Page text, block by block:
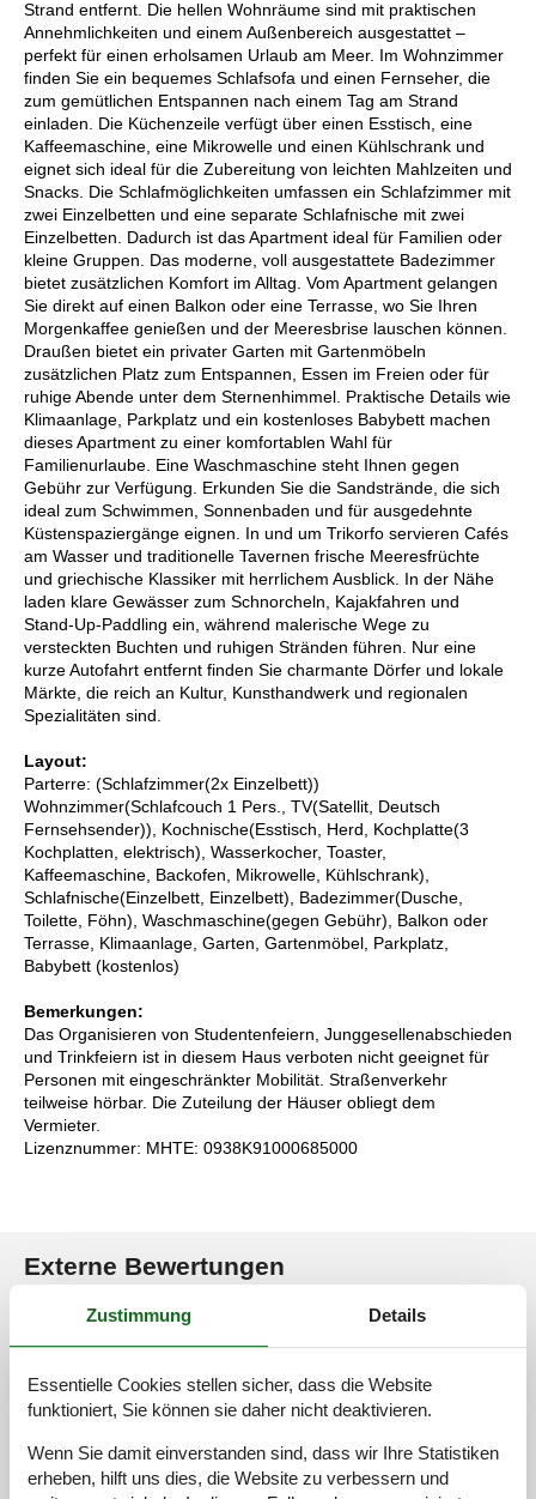
Strand entfernt. Die hellen Wohnräume sind mit praktischen
Annehmlichkeiten und einem Außenbereich ausgestattet –
perfekt für einen erholsamen Urlaub am Meer. Im Wohnzimmer
finden Sie ein bequemes Schlafsofa und einen Fernseher, die
zum gemütlichen Entspannen nach einem Tag am Strand
einladen. Die Küchenzeile verfügt über einen Esstisch, eine
Kaffeemaschine, eine Mikrowelle und einen Kühlschrank und
eignet sich ideal für die Zubereitung von leichten Mahlzeiten und
Snacks. Die Schlafmöglichkeiten umfassen ein Schlafzimmer mit
zwei Einzelbetten und eine separate Schlafnische mit zwei
Einzelbetten. Dadurch ist das Apartment ideal für Familien oder
kleine Gruppen. Das moderne, voll ausgestattete Badezimmer
bietet zusätzlichen Komfort im Alltag. Vom Apartment gelangen
Sie direkt auf einen Balkon oder eine Terrasse, wo Sie Ihren
Morgenkaffee genießen und der Meeresbrise lauschen können.
Draußen bietet ein privater Garten mit Gartenmöbeln
zusätzlichen Platz zum Entspannen, Essen im Freien oder für
ruhige Abende unter dem Sternenhimmel. Praktische Details wie
Klimaanlage, Parkplatz und ein kostenloses Babybett machen
dieses Apartment zu einer komfortablen Wahl für
Familienurlaube. Eine Waschmaschine steht Ihnen gegen
Gebühr zur Verfügung. Erkunden Sie die Sandstrände, die sich
ideal zum Schwimmen, Sonnenbaden und für ausgedehnte
Küstenspaziergänge eignen. In und um Trikorfo servieren Cafés
am Wasser und traditionelle Tavernen frische Meeresfrüchte
und griechische Klassiker mit herrlichem Ausblick. In der Nähe
laden klare Gewässer zum Schnorcheln, Kajakfahren und
Stand-Up-Paddling ein, während malerische Wege zu
versteckten Buchten und ruhigen Stränden führen. Nur eine
kurze Autofahrt entfernt finden Sie charmante Dörfer und lokale
Märkte, die reich an Kultur, Kunsthandwerk und regionalen
Spezialitäten sind.
Layout:
Parterre: (Schlafzimmer(2x Einzelbett))
Wohnzimmer(Schlafcouch 1 Pers., TV(Satellit, Deutsch
Fernsehsender)), Kochnische(Esstisch, Herd, Kochplatte(3
Kochplatten, elektrisch), Wasserkocher, Toaster,
Kaffeemaschine, Backofen, Mikrowelle, Kühlschrank),
Schlafnische(Einzelbett, Einzelbett), Badezimmer(Dusche,
Toilette, Föhn), Waschmaschine(gegen Gebühr), Balkon oder
Terrasse, Klimaanlage, Garten, Gartenmöbel, Parkplatz,
Babybett (kostenlos)
Bemerkungen:
Das Organisieren von Studentenfeiern, Junggesellenabschieden
und Trinkfeiern ist in diesem Haus verboten nicht geeignet für
Personen mit eingeschränkter Mobilität. Straßenverkehr
teilweise hörbar. Die Zuteilung der Häuser obliegt dem
Vermieter.
Lizenznummer: MHTE: 0938K91000685000
Externe Bewertungen
4,3
13 externe Bewertungen
Zustimmung Details
Essentielle Cookies stellen sicher, dass die Website
funktioniert, Sie können sie daher nicht deaktivieren.
Wenn Sie damit einverstanden sind, dass wir Ihre Statistiken
erheben, hilft uns dies, die Website zu verbessern und